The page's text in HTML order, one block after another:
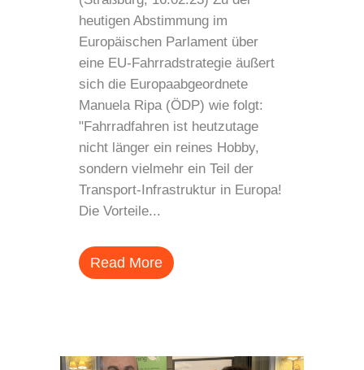
heutigen Abstimmung im
Europäischen Parlament über
eine EU-Fahrradstrategie äußert
sich die Europaabgeordnete
Manuela Ripa (ÖDP) wie folgt:
"Fahrradfahren ist heutzutage
nicht länger ein reines Hobby,
sondern vielmehr ein Teil der
Transport-Infrastruktur in Europa!
Die Vorteile...
Read More